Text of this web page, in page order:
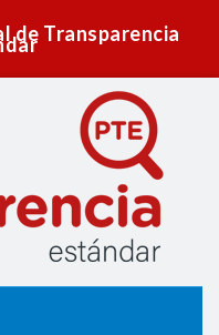
de Transparencia